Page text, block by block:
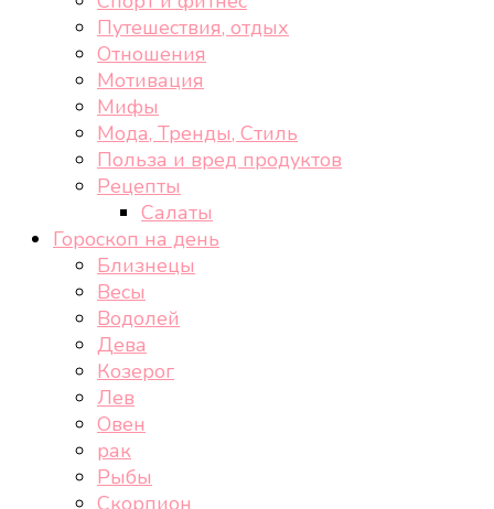
Путешествия, отдых
Отношения
Мотивация
Мифы
Мода, Тренды, Стиль
Польза и вред продуктов
Рецепты
Салаты
Гороскоп на день
Близнецы
Весы
Водолей
Дева
Козерог
Лев
Овен
рак
Рыбы
Скорпион